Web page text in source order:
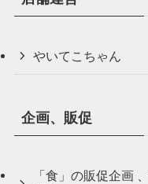
やいてこちゃん
企画、販促
「食」の販促企画